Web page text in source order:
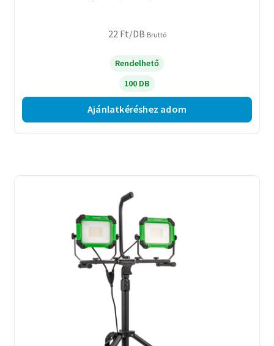
22 Ft/DB Bruttó
Rendelhető
100 DB
Ajánlatkéréshez adom